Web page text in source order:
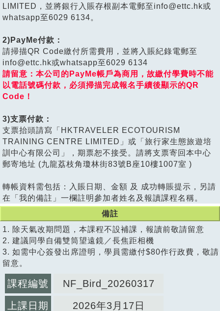
LIMITED，並將銀行入賬存根副本電郵至info@ettc.hk或
whatsapp至6029 6134。
2)PayMe付款：
請掃描QR Code繳付所需費用，並將入賬紀錄電郵至
info@ettc.hk或whatsapp至6029 6134
請留意：本公司的PayMe帳戶為商用，故繳付學費時不能
以電話號碼付款，必須掃描完成報名手續後顯示的QR
Code！
3)支票付款：
支票抬頭請寫「HKTRAVELER ECOTOURISM
TRAINING CENTRE LIMITED」或「旅行家生態旅遊培
訓中心有限公司」，期票恕不接受。請將支票寄回本中心
郵寄地址 (九龍荔枝角瓊林街83號B座10樓1007室 )
轉帳資料需包括：入賬日期、金額 及 成功轉賬提示，另請
在「我的備註」一欄註明參加者姓名及報讀課程名稱。
備註
1. 除天氣改期問題，本課程不設補課，報讀前敬請留意
2. 建議同學自備雙筒望遠鏡／長焦距相機
3. 如需中心簽發出席證明，學員需繳付$80作行政費，敬請
留意。
課程編號 NF_Bird_20260317
上課日期 2026年3月17日